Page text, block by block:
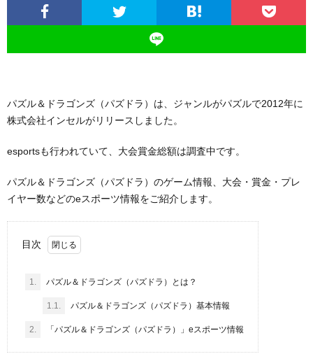
パズル＆ドラゴンズ（パズドラ）は、ジャンルがパズルで2012年に
株式会社インセルがリリースしました。
esportsも行われていて、大会賞金総額は調査中です。
パズル＆ドラゴンズ（パズドラ）のゲーム情報、大会・賞金・プレ
イヤー数などのeスポーツ情報をご紹介します。
目次
1. パズル＆ドラゴンズ（パズドラ）とは？
1.1. パズル＆ドラゴンズ（パズドラ）基本情報
2. 「パズル＆ドラゴンズ（パズドラ）」eスポーツ情報